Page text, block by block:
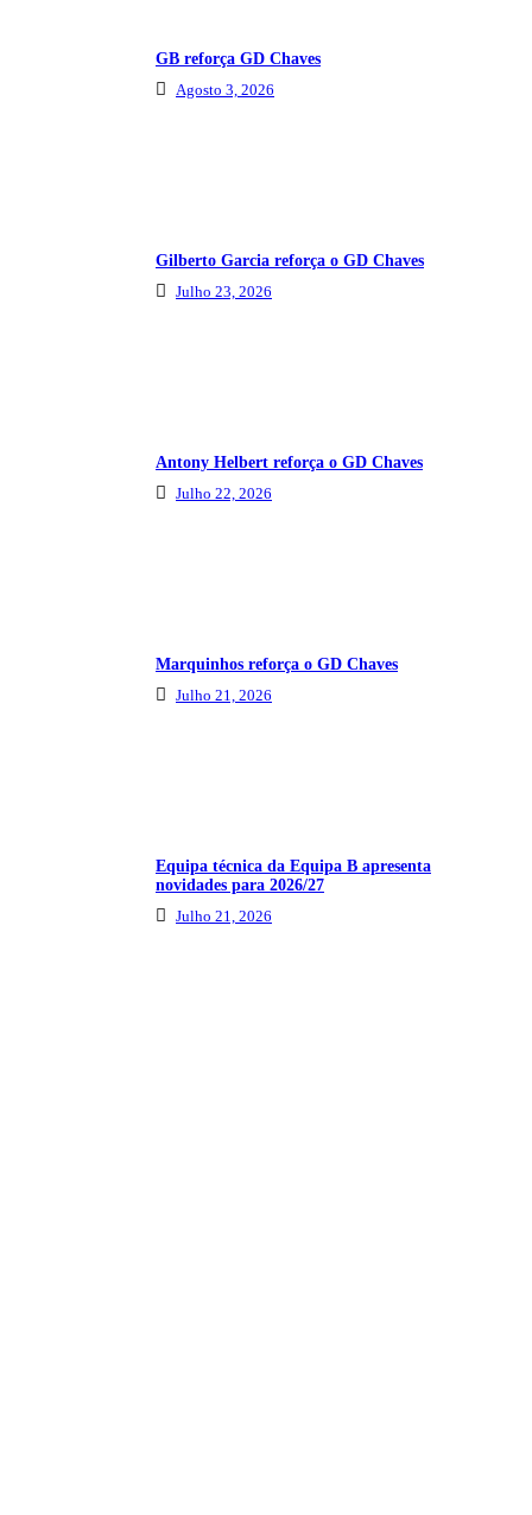
GB reforça GD Chaves
Agosto 3, 2026
Gilberto Garcia reforça o GD Chaves
Julho 23, 2026
Antony Helbert reforça o GD Chaves
Julho 22, 2026
Marquinhos reforça o GD Chaves
Julho 21, 2026
Equipa técnica da Equipa B apresenta
novidades para 2026/27
Julho 21, 2026